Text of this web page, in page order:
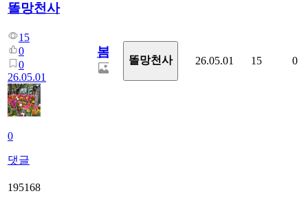
똘망천사
15
0
0
26.05.01
0
댓글
봄
똘망천사 26.05.01 15 0
195168